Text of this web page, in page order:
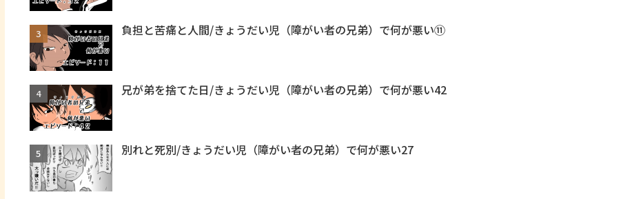
負担と苦痛と人間/きょうだい児（障がい者の兄弟）で何が悪い⑪
兄が弟を捨てた日/きょうだい児（障がい者の兄弟）で何が悪い42
別れと死別/きょうだい児（障がい者の兄弟）で何が悪い27